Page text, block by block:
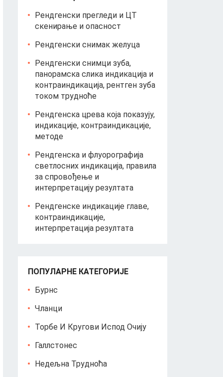
Рендгенски прегледи и ЦТ
скенирање и опасност
Рендгенски снимак желуца
Рендгенски снимци зуба,
панорамска слика индикација и
контраиндикација, рентген зуба
током трудноће
Рендгенска црева која показују,
индикације, контраиндикације,
методе
Рендгенска и флуорографија
светлосних индикација, правила
за спровођење и
интерпретацију резултата
Рендгенске индикације главе,
контраиндикације,
интерпретација резултата
ПОПУЛАРНЕ КАТЕГОРИЈЕ
Бурнс
Чланци
Торбе И Кругови Испод Очију
Галлстонес
Недељна Трудноћа